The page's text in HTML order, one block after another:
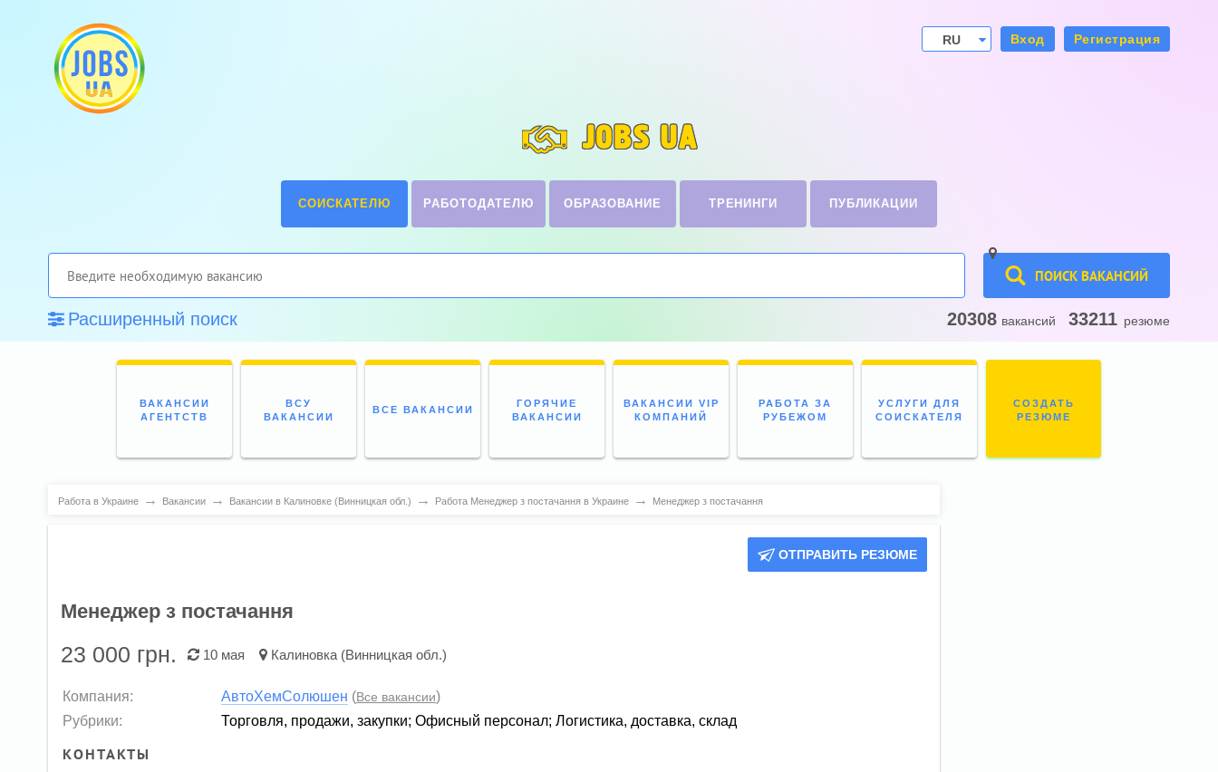
RU
Вход Регистрация
JOBS UA
СОИСКАТЕЛЮ РАБОТОДАТЕЛЮ ОБРАЗОВАНИЕ ТРЕНИНГИ ПУБЛИКАЦИИ
ПОИСК ВАКАНСИЙ
Расширенный поиск 20308 вакансий 33211 резюме
ВАКАНСИИ
АГЕНТСТВ
ВСУ
ВАКАНСИИ
ВСЕ ВАКАНСИИ
ГОРЯЧИЕ
ВАКАНСИИ
ВАКАНСИИ VIP
КОМПАНИЙ
РАБОТА ЗА
РУБЕЖОМ
УСЛУГИ ДЛЯ
СОИСКАТЕЛЯ
СОЗДАТЬ
РЕЗЮМЕ
Работа в Украине → Вакансии → Вакансии в Калиновке (Винницкая обл.) → Работа Менеджер з постачання в Украине → Менеджер з постачання
ОТПРАВИТЬ РЕЗЮМЕ
Менеджер з постачання
23 000 грн. 10 мая Калиновка (Винницкая обл.)
Компания: АвтоХемСолюшен (Все вакансии)
Рубрики:
Торговля, продажи, закупки;Офисный персонал;Логистика, доставка, склад
КОНТАКТЫ